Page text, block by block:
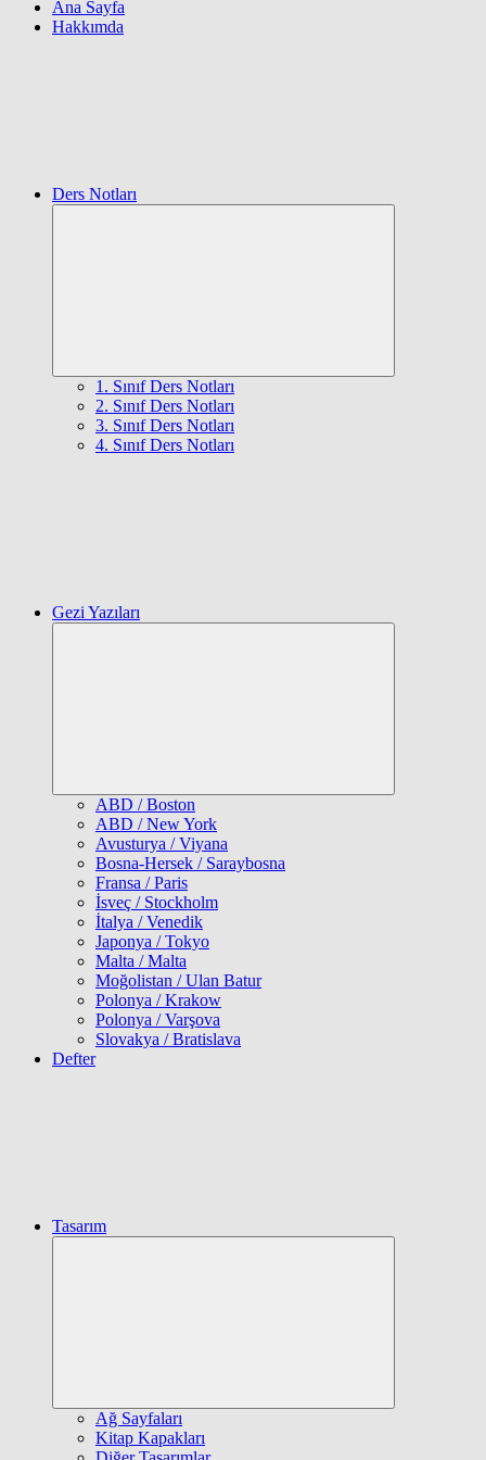
Ana Sayfa
Hakkımda
Ders Notları
1. Sınıf Ders Notları
2. Sınıf Ders Notları
3. Sınıf Ders Notları
4. Sınıf Ders Notları
Gezi Yazıları
ABD / Boston
ABD / New York
Avusturya / Viyana
Bosna-Hersek / Saraybosna
Fransa / Paris
İsveç / Stockholm
İtalya / Venedik
Japonya / Tokyo
Malta / Malta
Moğolistan / Ulan Batur
Polonya / Krakow
Polonya / Varşova
Slovakya / Bratislava
Defter
Tasarım
Ağ Sayfaları
Kitap Kapakları